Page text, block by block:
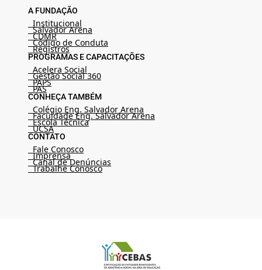
A FUNDAÇÃO
Institucional
Salvador Arena
CDMR
Código de Conduta
Registros
PROGRAMAS E CAPACITAÇÕES
Acelera Social
Gestão Social 360
PAPS
PAS
CONHEÇA TAMBÉM
Colégio Eng. Salvador Arena
Faculdade Eng. Salvador Arena
Escola Técnica
UCSA
CONTATO
Fale Conosco
Imprensa
Canal de Denúncias
Trabalhe Conosco